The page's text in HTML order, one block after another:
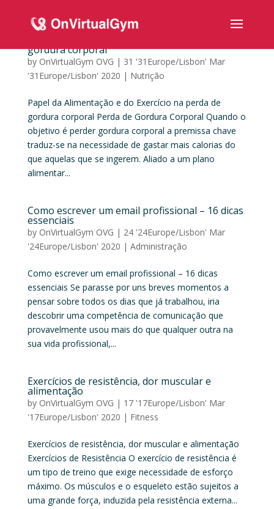
gordura corporal
by OnVirtualGym OVG | 31 '31Europe/Lisbon' Mar
'31Europe/Lisbon' 2020 | Nutrição
Papel da Alimentação e do Exercício na perda de
gordura corporal Perda de Gordura Corporal Quando o
objetivo é perder gordura corporal a premissa chave
traduz-se na necessidade de gastar mais calorias do
que aquelas que se ingerem. Aliado a um plano
alimentar...
Como escrever um email profissional – 16 dicas
essenciais
by OnVirtualGym OVG | 24 '24Europe/Lisbon' Mar
'24Europe/Lisbon' 2020 | Administração
Como escrever um email profissional – 16 dicas
essenciais Se parasse por uns breves momentos a
pensar sobre todos os dias que já trabalhou, iria
descobrir uma competência de comunicação que
provavelmente usou mais do que qualquer outra na
sua vida profissional,...
Exercícios de resistência, dor muscular e
alimentação
by OnVirtualGym OVG | 17 '17Europe/Lisbon' Mar
'17Europe/Lisbon' 2020 | Fitness
Exercícios de resistência, dor muscular e alimentação
Exercícios de Resistência O exercício de resistência é
um tipo de treino que exige necessidade de esforço
máximo. Os músculos e o esqueleto estão sujeitos a
uma grande força, induzida pela resistência externa...